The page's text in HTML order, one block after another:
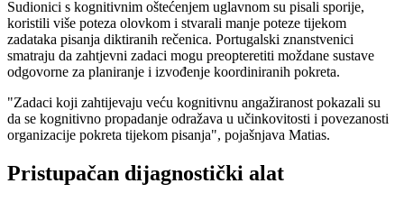
Sudionici s kognitivnim oštećenjem uglavnom su pisali sporije,
koristili više poteza olovkom i stvarali manje poteze tijekom
zadataka pisanja diktiranih rečenica. Portugalski znanstvenici
smatraju da zahtjevni zadaci mogu preopteretiti moždane sustave
odgovorne za planiranje i izvođenje koordiniranih pokreta.
"Zadaci koji zahtijevaju veću kognitivnu angažiranost pokazali su
da se kognitivno propadanje odražava u učinkovitosti i povezanosti
organizacije pokreta tijekom pisanja", pojašnjava Matias.
Pristupačan dijagnostički alat